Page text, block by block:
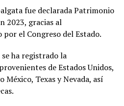
fue declarada Patrimonio
2023, gracias al
el Congreso del Estado.
ha registrado la
de Estados Unidos,
México, Texas y Nevada, así